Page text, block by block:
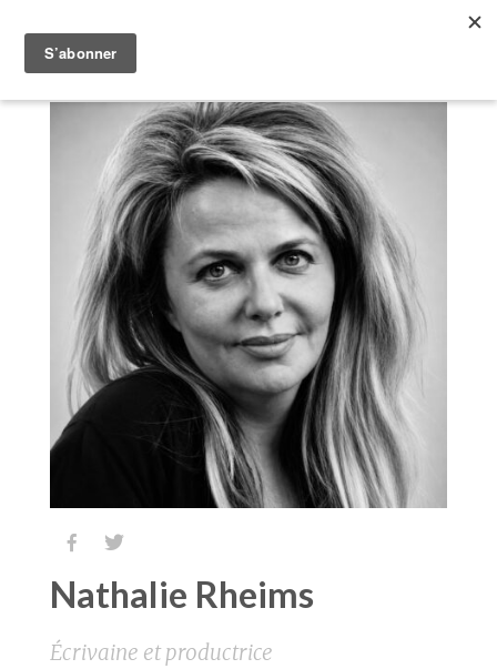
 
Nathalie Rheims
Écrivaine et productrice